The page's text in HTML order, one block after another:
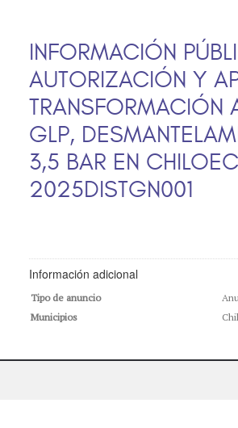
INFORMACIÓN
AUTORIZACIÓN Y
TRANSFORMACIÓN
GLP,
3,5 BAR EN
2025DISTGN001
Información adicional
Tipo de anuncio
Municipios